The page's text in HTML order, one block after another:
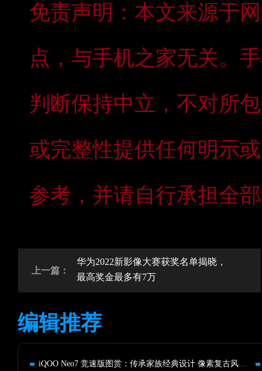
免责声明：本文来源于
点，与手机之家无关。
判断保持中立，不对所
或完整性提供任何明示
参考，并请自行承担全
上一篇：
华为2022新影像大赛获奖名单揭晓，
最高奖金最多有7万
编辑推荐
iQOO Neo7 竞速版图赏：传承家族经典设计 像素复古风拉满